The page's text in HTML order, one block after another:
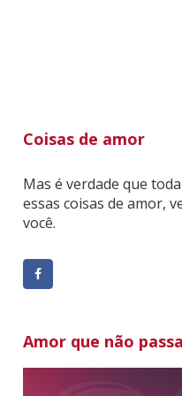
Coisas de amor
Mas é verdade que
essas coisas de amor,
você.
Amor que não passa